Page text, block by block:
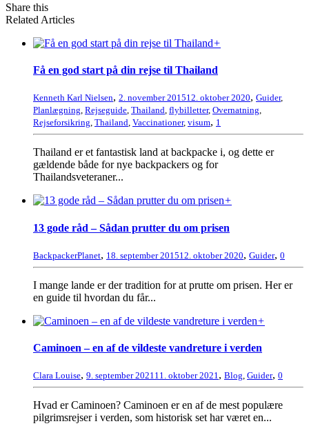
Share this
Related Articles
+
Få en god start på din rejse til Thailand
Kenneth Karl Nielsen, 2. november 201512. oktober 2020, Guider,
Planlægning, Rejseguide, Thailand, flybilletter, Overnatning,
Rejseforsikring, Thailand, Vaccinationer, visum, 1
Thailand er et fantastisk land at backpacke i, og dette er
gældende både for nye backpackers og for
Thailandsveteraner...
+
13 gode råd – Sådan prutter du om prisen
BackpackerPlanet, 18. september 201512. oktober 2020, Guider, 0
I mange lande er der tradition for at prutte om prisen. Her er
en guide til hvordan du får...
+
Caminoen – en af de vildeste vandreture i verden
Clara Louise, 9. september 202111. oktober 2021, Blog, Guider, 0
Hvad er Caminoen? Caminoen er en af de mest populære
pilgrimsrejser i verden, som historisk set har været en...